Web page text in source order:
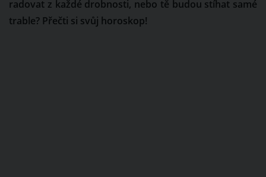
radovat z každé drobnosti, nebo tě budou stíhat samé
trable? Přečti si svůj horoskop!